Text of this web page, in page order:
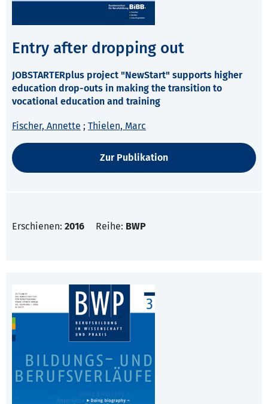
Entry after dropping out
JOBSTARTERplus project "NewStart" supports higher
education drop-outs in making the transition to
vocational education and training
Fischer, Annette ; Thielen, Marc
Zur Publikation
Erschienen: 2016 Reihe: BWP